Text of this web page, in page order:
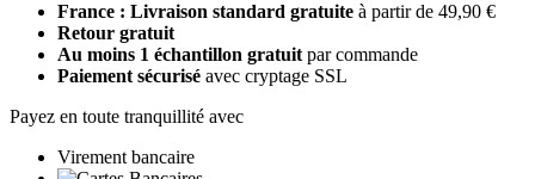
France : Livraison standard gratuite à partir de 49,90 €
Retour gratuit
Au moins 1 échantillon gratuitpar commande
Paiement sécurisé avec cryptage SSL
Payez en toute tranquillité avec
Virement bancaire